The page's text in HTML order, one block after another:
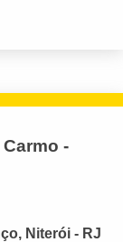
-
Niterói - RJ